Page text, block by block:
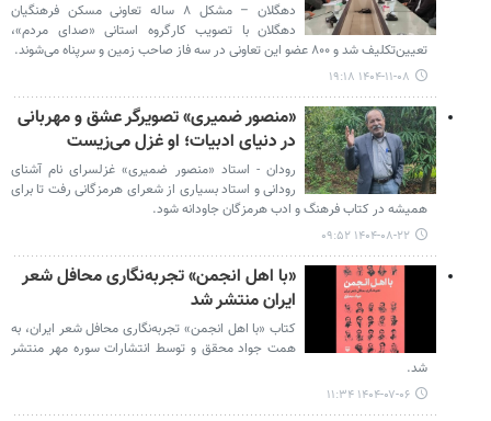
دهگلان – مشکل ۸ ساله تعاونی مسکن فرهنگیان
دهگلان با تصویب کارگروه استانی «صدای مردم»،
تعیین‌تکلیف شد و ۸۰۰ عضو این تعاونی در سه فاز صاحب زمین و سرپناه می‌شوند.
۱۴۰۴-۱۱-۰۸ ۱۹:۱۸
«منصور ضمیری» تصویرگر عشق و مهربانی
در دنیای ادبیات؛ او غزل می‌زیست
رودان - استاد «منصور ضمیری» غزلسرای نام آشنای
رودانی و استاد بسیاری از شعرای هرمزگانی رفت تا برای
همیشه در کتاب فرهنگ و ادب هرمزگان جاودانه شود.
۱۴۰۴-۰۸-۲۲ ۰۹:۵۲
«با اهل انجمن» تجربه‌نگاری محافل شعر
ایران منتشر شد
کتاب «با اهل انجمن» تجربه‌نگاری محافل شعر ایران، به
همت جواد محقق و توسط انتشارات سوره مهر منتشر
شد.
۱۴۰۴-۰۷-۰۶ ۱۱:۳۴